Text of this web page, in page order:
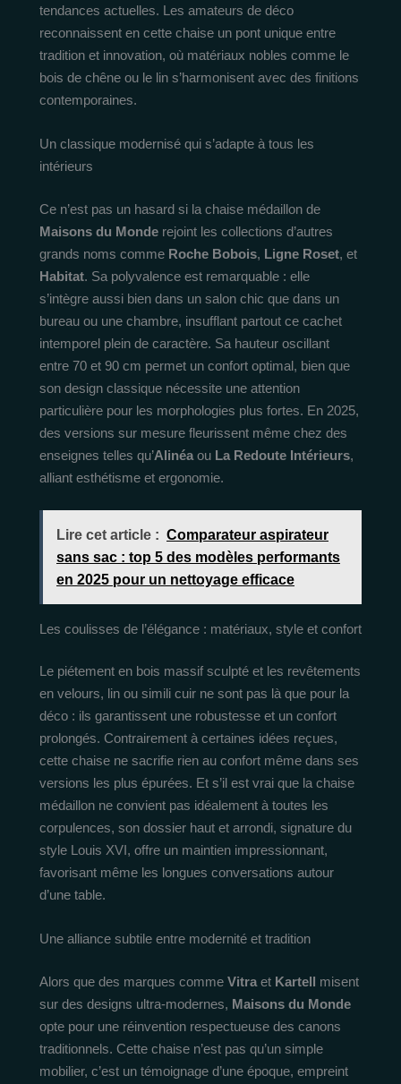
tendances actuelles. Les amateurs de déco
reconnaissent en cette chaise un pont unique entre
tradition et innovation, où matériaux nobles comme le
bois de chêne ou le lin s’harmonisent avec des finitions
contemporaines.
Un classique modernisé qui s’adapte à tous les
intérieurs
Ce n’est pas un hasard si la chaise médaillon de
Maisons du Monde rejoint les collections d’autres
grands noms comme Roche Bobois, Ligne Roset, et
Habitat. Sa polyvalence est remarquable : elle
s’intègre aussi bien dans un salon chic que dans un
bureau ou une chambre, insufflant partout ce cachet
intemporel plein de caractère. Sa hauteur oscillant
entre 70 et 90 cm permet un confort optimal, bien que
son design classique nécessite une attention
particulière pour les morphologies plus fortes. En 2025,
des versions sur mesure fleurissent même chez des
enseignes telles qu’Alinéa ou La Redoute Intérieurs,
alliant esthétisme et ergonomie.
Lire cet article : Comparateur aspirateur
sans sac : top 5 des modèles performants
en 2025 pour un nettoyage efficace
Les coulisses de l’élégance : matériaux, style et confort
Le piétement en bois massif sculpté et les revêtements
en velours, lin ou simili cuir ne sont pas là que pour la
déco : ils garantissent une robustesse et un confort
prolongés. Contrairement à certaines idées reçues,
cette chaise ne sacrifie rien au confort même dans ses
versions les plus épurées. Et s’il est vrai que la chaise
médaillon ne convient pas idéalement à toutes les
corpulences, son dossier haut et arrondi, signature du
style Louis XVI, offre un maintien impressionnant,
favorisant même les longues conversations autour
d’une table.
Une alliance subtile entre modernité et tradition
Alors que des marques comme Vitra et Kartell misent
sur des designs ultra-modernes, Maisons du Monde
opte pour une réinvention respectueuse des canons
traditionnels. Cette chaise n’est pas qu’un simple
mobilier, c’est un témoignage d’une époque, empreint